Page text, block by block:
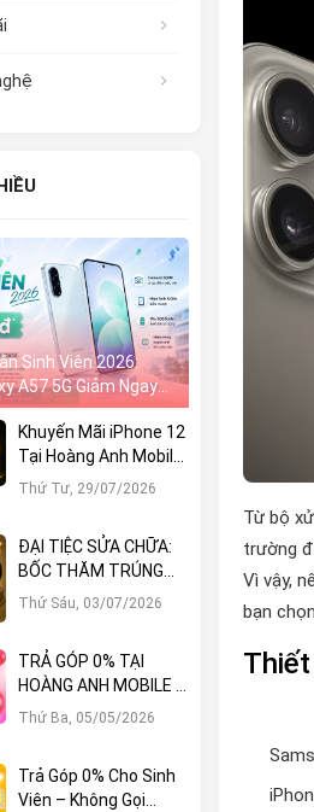
Từ bộ
trường
Vì vậy,
bạn
Sinh Viên 2026:
A57 5G Giảm Ngay
Khuyến Mãi iPhone 12
Tại Hoàng Anh Mobile:
Sở Hữu Ngay Với Hàng
Thứ Tư, 29/07/2026
ĐẠI TIỆC SỬA CHỮA:
BỐC THĂM TRÚNG
LỚN – CƠ HỘI NHẬN
Thứ Sáu, 03/07/2026
TRẢ GÓP 0% TẠI
HOÀNG ANH MOBILE –
KHÔNG TRẢ TRƯỚC,
Thứ Ba, 05/05/2026
Trả Góp 0% Cho Sinh
Viên – Không Gọi